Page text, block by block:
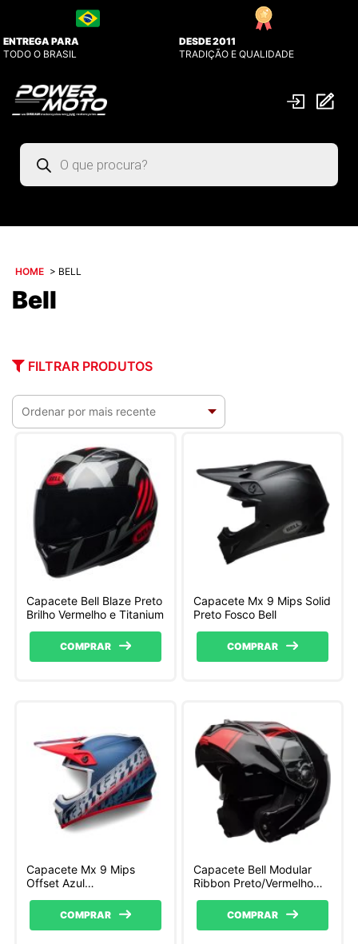
ENTREGA PARA
TODO O BRASIL
DESDE 2011
TRADIÇÃO E QUALIDADE
Pesquisar
produtos
HOME > BELL
Bell
FILTRAR PRODUTOS
Capacete Bell Blaze Preto
Brilho Vermelho e Titanium
COMPRAR
Capacete Mx 9 Mips Solid
Preto Fosco Bell
COMPRAR
Capacete Mx 9 Mips
Offset Azul
COMPRAR
Capacete Bell Modular
Ribbon Preto/Vermelho
COMPRAR